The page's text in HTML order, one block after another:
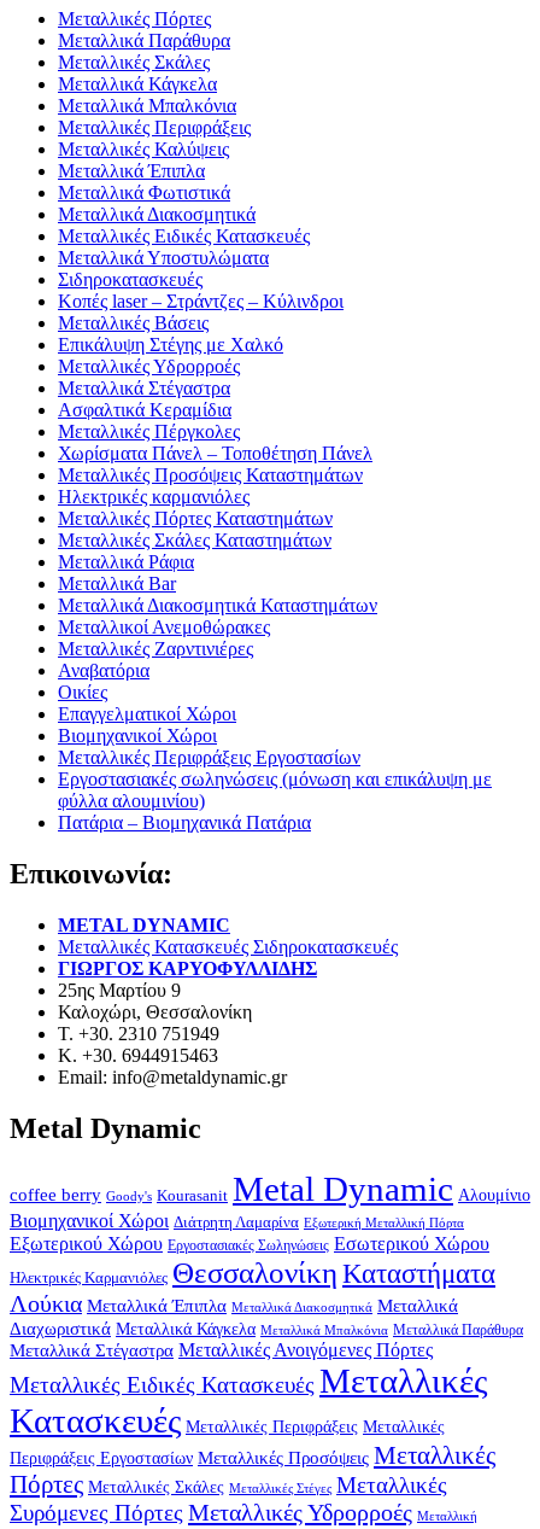
Μεταλλικές Πόρτες
Μεταλλικά Παράθυρα
Μεταλλικές Σκάλες
Μεταλλικά Κάγκελα
Μεταλλικά Μπαλκόνια
Μεταλλικές Περιφράξεις
Μεταλλικές Καλύψεις
Μεταλλικά Έπιπλα
Μεταλλικά Φωτιστικά
Μεταλλικά Διακοσμητικά
Μεταλλικές Ειδικές Κατασκευές
Μεταλλικά Υποστυλώματα
Σιδηροκατασκευές
Κοπές laser – Στράντζες – Κύλινδροι
Μεταλλικές Βάσεις
Επικάλυψη Στέγης με Χαλκό
Μεταλλικές Υδρορροές
Μεταλλικά Στέγαστρα
Ασφαλτικά Κεραμίδια
Μεταλλικές Πέργκολες
Χωρίσματα Πάνελ – Τοποθέτηση Πάνελ
Μεταλλικές Προσόψεις Καταστημάτων
Ηλεκτρικές καρμανιόλες
Μεταλλικές Πόρτες Καταστημάτων
Μεταλλικές Σκάλες Καταστημάτων
Μεταλλικά Ράφια
Μεταλλικά Bar
Μεταλλικά Διακοσμητικά Καταστημάτων
Μεταλλικοί Ανεμοθώρακες
Μεταλλικές Ζαρντινιέρες
Αναβατόρια
Οικίες
Επαγγελματικοί Χώροι
Βιομηχανικοί Χώροι
Μεταλλικές Περιφράξεις Εργοστασίων
Εργοστασιακές σωληνώσεις (μόνωση και επικάλυψη με
φύλλα αλουμινίου)
Πατάρια – Βιομηχανικά Πατάρια
Επικοινωνία:
METAL DYNAMIC
Μεταλλικές Κατασκευές Σιδηροκατασκευές
ΓΙΩΡΓΟΣ ΚΑΡΥΟΦΥΛΛΙΔΗΣ
25ης Μαρτίου 9
Καλοχώρι, Θεσσαλονίκη
Τ. +30. 2310 751949
Κ. +30. 6944915463
Email: info@metaldynamic.gr
Metal Dynamic
coffee berry Goody's Kourasanit Metal Dynamic Αλουμίνιο
Βιομηχανικοί Χώροι Διάτρητη Λαμαρίνα Εξωτερική Μεταλλική Πόρτα
Εξωτερικού Χώρου Εργοστασιακές Σωληνώσεις Εσωτερικού Χώρου
Ηλεκτρικές Καρμανιόλες Θεσσαλονίκη Καταστήματα
Λούκια Μεταλλικά Έπιπλα Μεταλλικά Διακοσμητικά Μεταλλικά
Διαχωριστικά Μεταλλικά Κάγκελα Μεταλλικά Μπαλκόνια Μεταλλικά Παράθυρα
Μεταλλικά Στέγαστρα Μεταλλικές Ανοιγόμενες Πόρτες
Μεταλλικές Ειδικές Κατασκευές Μεταλλικές
Κατασκευές Μεταλλικές Περιφράξεις Μεταλλικές
Περιφράξεις Εργοστασίων Μεταλλικές Προσόψεις Μεταλλικές
Πόρτες Μεταλλικές Σκάλες Μεταλλικές Στέγες Μεταλλικές
Συρόμενες Πόρτες Μεταλλικές Υδρορροές Μεταλλική